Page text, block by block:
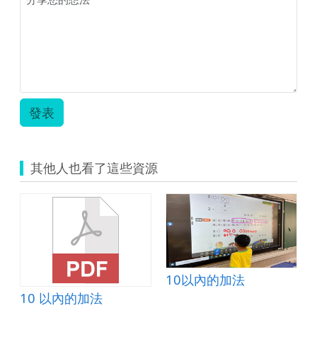
發表
其他人也看了這些資源
10 以內的加法
10以內的加法